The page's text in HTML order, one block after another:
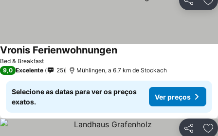
Partilhar
Bed & Breakfast
Vronis FerienwohnungenVer preços
9,0 Excelente 25 Mühlingen, a 6.7 km de Stockach
Selecione as datas para ver os preços
exatos.
Ver preços
Partilhar